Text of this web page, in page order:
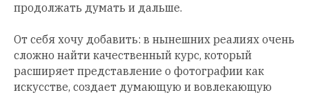
продолжать думать и дальше.
От себя хочу добавить: в нынешних реалиях очень
сложно найти качественный курс, который
расширяет представление о фотографии как
искусстве, создает думающую и вовлекающую